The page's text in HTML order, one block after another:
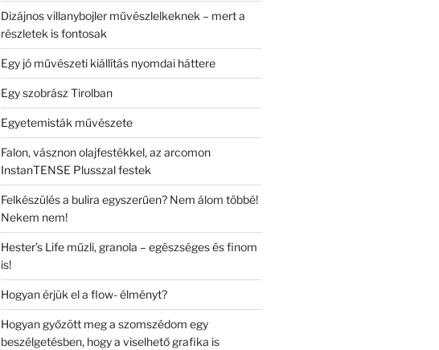
Dizájnos villanybojler művészlelkeknek – mert a
részletek is fontosak
Egy jó művészeti kiállítás nyomdai háttere
Egy szobrász Tirolban
Egyetemisták művészete
Falon, vásznon olajfestékkel, az arcomon
InstanTENSE Plusszal festek
Felkészülés a bulira egyszerűen? Nem álom többé!
Nekem nem!
Hester’s Life műzli, granola – egészséges és finom
is!
Hogyan érjük el a flow- élményt?
Hogyan győzött meg a szomszédom egy
beszélgetésben, hogy a viselhető grafika is